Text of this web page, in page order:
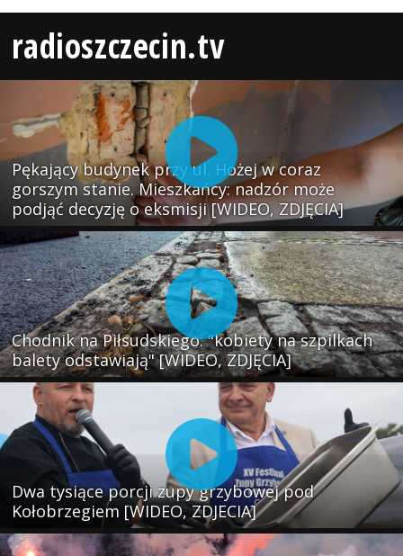
radioszczecin.tv
Pękający budynek przy ul. Hożej w coraz
gorszym stanie. Mieszkańcy: nadzór może
podjąć decyzję o eksmisji [WIDEO, ZDJĘCIA]
Chodnik na Piłsudskiego: "kobiety na szpilkach
balety odstawiają" [WIDEO, ZDJĘCIA]
Dwa tysiące porcji zupy grzybowej pod
Kołobrzegiem [WIDEO, ZDJECIA]